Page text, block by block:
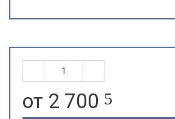
от 2 700 5